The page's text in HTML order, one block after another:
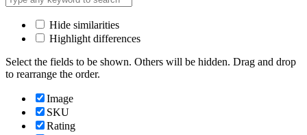
Hide similarities
Highlight differences
Select the fields to be shown. Others will be hidden. Drag and drop
to rearrange the order.
Image
SKU
Rating